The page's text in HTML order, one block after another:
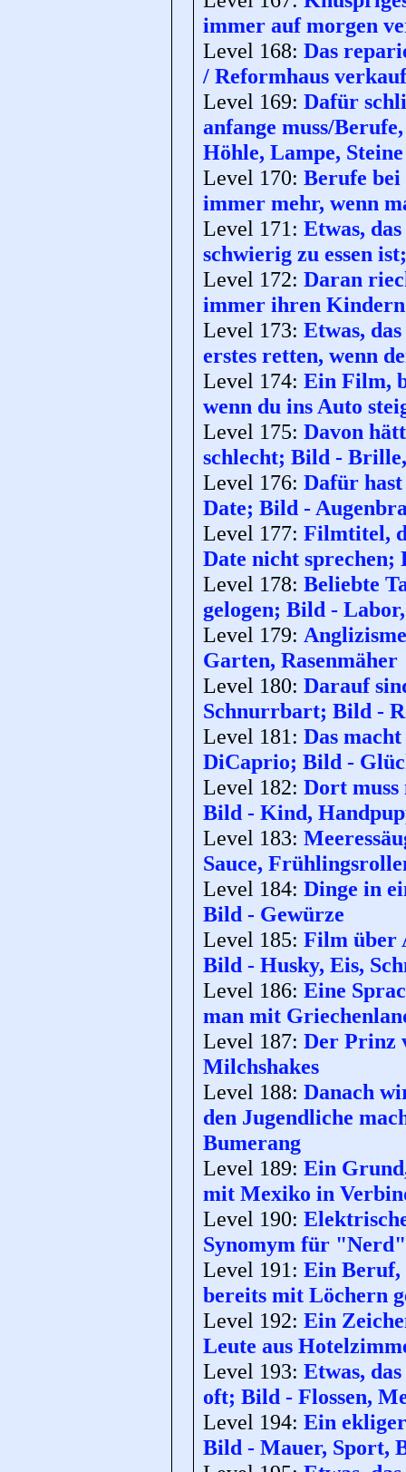
immer auf morgen
Level 168: Das
/ Reformhaus
Level 169: Dafür
anfange muss/
Höhle, Lampe, Steine
Level 170: Berufe bei
immer mehr, wenn
Level 171: Etwas,
schwierig zu essen
Level 172: Daran
immer ihren
Level 173: Etwas,
erstes retten, wenn
Level 174: Ein Film,
wenn du ins Auto
Level 175: Davon
schlecht; Bild -
Level 176: Dafür
Date; Bild -
Level 177: Filmtitel,
Date nicht sprechen;
Level 178: Beliebte
gelogen; Bild -
Level 179:
Garten, Rasenmäher
Level 180: Darauf
Schnurrbart; Bild -
Level 181: Das
DiCaprio; Bild -
Level 182: Dort muss
Bild - Kind,
Level 183:
Sauce,
Level 184: Dinge in
Bild - Gewürze
Level 185: Film über
Bild - Husky, Eis,
Level 186: Eine
man mit
Level 187: Der Prinz
Milchshakes
Level 188: Danach
den Jugendliche
Bumerang
Level 189: Ein
mit Mexiko in
Level 190:
Synomym für
Level 191: Ein Beruf,
bereits mit Löchern
Level 192: Ein
Leute aus
Level 193: Etwas,
oft; Bild - Flossen,
Level 194: Ein
Bild - Mauer, Sport,